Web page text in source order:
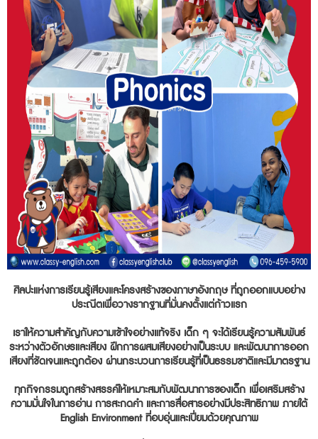
ศิลปะแห่งการเรียนรู้เสียงและโครงสร้างของภาษาอังกฤษ ที่ถูกออกแบบอย่าง
ประณีตเพื่อวางรากฐานที่มั่นคงตั้งแต่ก้าวแรก
เราให้ความสำคัญกับความเข้าใจอย่างแท้จริง เด็ก ๆ จะได้เรียนรู้ความสัมพันธ์
ระหว่างตัวอักษรและเสียง ฝึกการผสมเสียงอย่างเป็นระบบ และพัฒนาการออก
เสียงที่ชัดเจนและถูกต้อง ผ่านกระบวนการเรียนรู้ที่เป็นธรรมชาติและมีมาตรฐาน
ทุกกิจกรรมถูกสร้างสรรค์ให้เหมาะสมกับพัฒนาการของเด็ก เพื่อเสริมสร้าง
ความมั่นใจในการอ่าน การสะกดคำ และการสื่อสารอย่างมีประสิทธิภาพ ภายใต้
English Environment ที่อบอุ่นและเปี่ยมด้วยคุณภาพ